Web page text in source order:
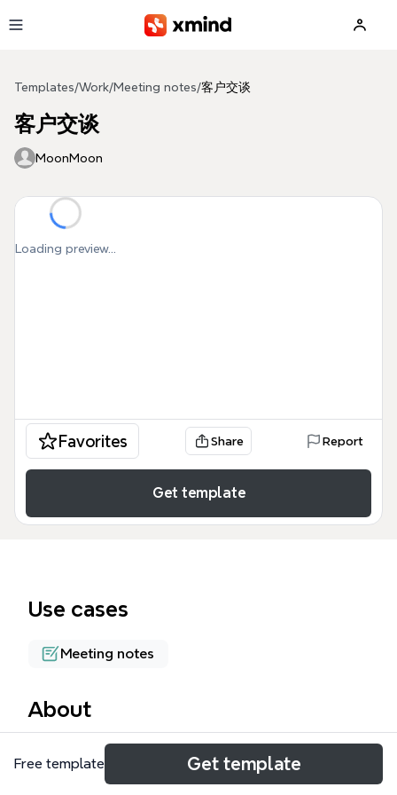
Templates/Work/Meeting notes/客户交谈
客户交谈
MoonMoon
Loading preview...
Favorites Share Report
Get template
Use cases
Meeting notes
About
客户交谈思维导图模板专为产品经理和商务人士设计，
涵盖11个行业领域的客户沟通要点，包含51个节点。模
Free template Get template